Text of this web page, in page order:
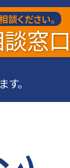
談ください。
窓口
。